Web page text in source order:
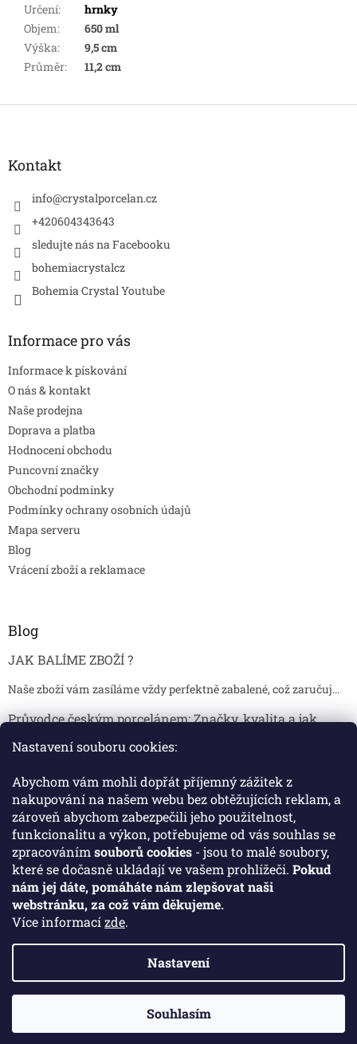
Nastavení souboru cookies:
Abychom vám mohli dopřát příjemný zážitek z
nakupování na našem webu bez obtěžujících reklam, a
zároveň abychom zabezpečili jeho použitelnost,
funkcionalitu a výkon, potřebujeme od vás souhlas se
zpracováním souborů cookies - jsou to malé soubory,
které se dočasně ukládají ve vašem prohlížeči. Pokud
nám jej dáte, pomáháte nám zlepšovat naši
webstránku, za což vám děkujeme.
Více informacízde.
Nastavení
Souhlasím
Určení:
hrnky
Objem:
650 ml
Výška:
9,5 cm
Průměr: 11,2 cm
Z
Kontakt
info@crystalporcelan.cz
+420604343643
sledujte nás na Facebooku
bohemiacrystalcz
Bohemia Crystal Youtube
Informace pro vás
Informace k pískování
O nás & kontakt
Naše prodejna
Doprava a platba
Hodnocení obchodu
Puncovní značky
Obchodní podmínky
Podmínky ochrany osobních údajů
Mapa serveru
Blog
Vrácení zboží a reklamace
Blog
JAK BALÍME ZBOŽÍ ?
Naše zboží vám zasíláme vždy perfektně zabalené, což zaručuj...
Průvodce českým porcelánem: Značky, kvalita a jak
Jak skladovat broušené sklenice, aby se nepoškodily?
Broušené sklenice jsou symbolem elegance, tradice a luxusu. ...
Facebook
Vytvořil Shoptet
Crystal Porcelan. Všechna práva vyhrazena.